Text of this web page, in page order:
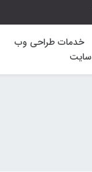
خدمات طراحی وب
سایت